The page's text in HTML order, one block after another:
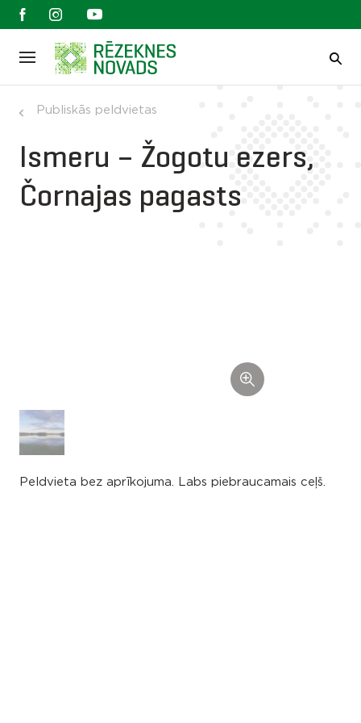
Publiskās peldvietas
Ismeru – Žogotu ezers,
Čornajas pagasts
Peldvieta bez aprīkojuma. Labs piebraucamais ceļš.